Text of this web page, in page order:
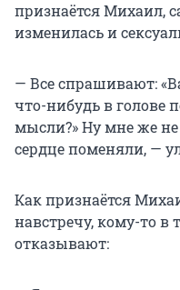
признаётся Михаил,
изменилась и
— Все спрашивают:
что-нибудь в голове
мысли?» Ну мне же
сердце поменяли, —
Как признаётся
навстречу, кому-то в
отказывают: